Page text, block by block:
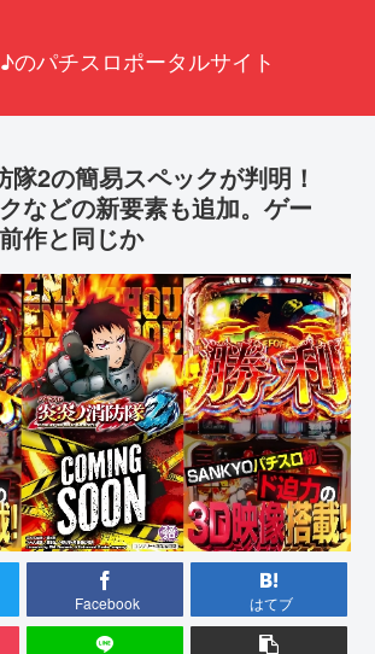
のパチスロポータルサイト
隊2の簡易スペックが判明！
などの新要素も追加。ゲー
作と同じか
Facebook はてブ